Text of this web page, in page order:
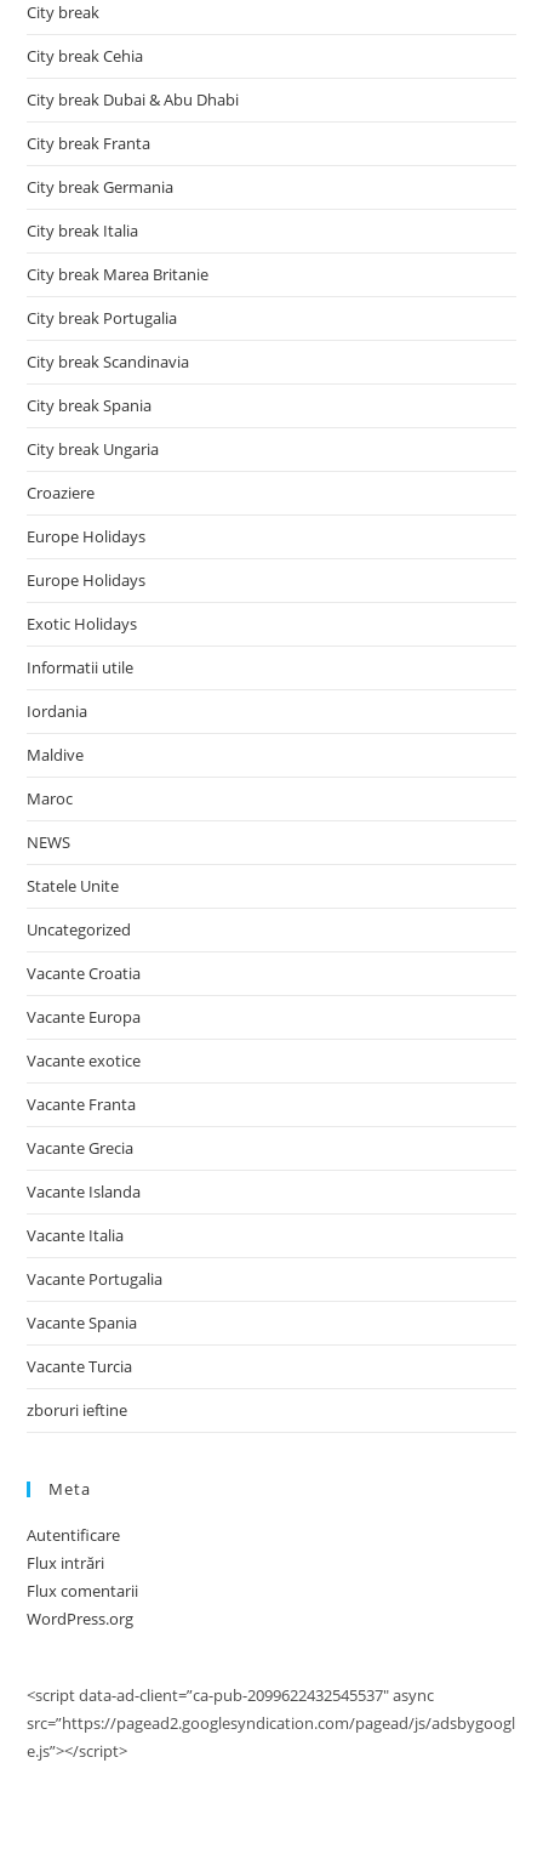
City break
City break Cehia
City break Dubai & Abu Dhabi
City break Franta
City break Germania
City break Italia
City break Marea Britanie
City break Portugalia
City break Scandinavia
City break Spania
City break Ungaria
Croaziere
Europe Holidays
Europe Holidays
Exotic Holidays
Informatii utile
Iordania
Maldive
Maroc
NEWS
Statele Unite
Uncategorized
Vacante Croatia
Vacante Europa
Vacante exotice
Vacante Franta
Vacante Grecia
Vacante Islanda
Vacante Italia
Vacante Portugalia
Vacante Spania
Vacante Turcia
zboruri ieftine
Meta
Autentificare
Flux intrări
Flux comentarii
WordPress.org
<script data-ad-client=”ca-pub-2099622432545537″ async
src=”https://pagead2.googlesyndication.com/pagead/js/adsbygoogl
e.js”></script>